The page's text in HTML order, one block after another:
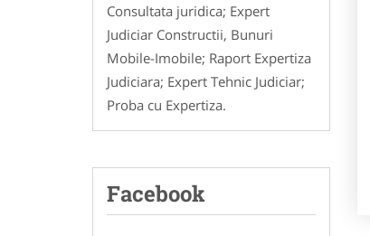
Consultata juridica; Expert
Judiciar Constructii, Bunuri
Mobile-Imobile; Raport Expertiza
Judiciara; Expert Tehnic Judiciar;
Proba cu Expertiza.
Facebook